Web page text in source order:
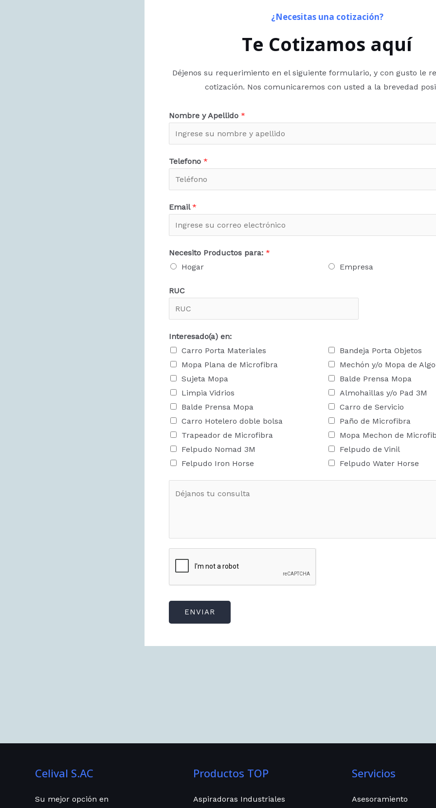
¿Necesitas una cotización?
Te Cotizamos aquí
Déjenos su requerimiento en el siguiente formulario, y con gusto le
cotización. Nos comunicaremos con usted a la brevedad
Nombre y Apellido *
Telefono *
Email*
Necesito Productos para: *
Hogar
Empresa
RUC
Interesado(a) en:
Carro Porta Materiales
Bandeja Porta Objetos
Mopa Plana de Microfibra
Mechón y/o Mopa de
Sujeta Mopa
Balde Prensa Mopa
Limpia Vidrios
Almohaillas y/o Pad 3M
Balde Prensa Mopa
Carro de Servicio
Carro Hotelero doble bolsa
Paño de Microfibra
Trapeador de Microfibra
Mopa Mechon de
Felpudo Nomad 3M
Felpudo de Vinil
Felpudo Iron Horse
Felpudo Water Horse
ENVIAR
Celival S.AC
Su mejor opción en
Productos TOP
Aspiradoras Industriales
Servicios
Asesoramiento